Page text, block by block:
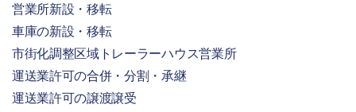
営業所新設・移転
車庫の新設・移転
市街化調整区域トレーラーハウス営業所
運送業許可の合併・分割・承継
運送業許可の譲渡譲受